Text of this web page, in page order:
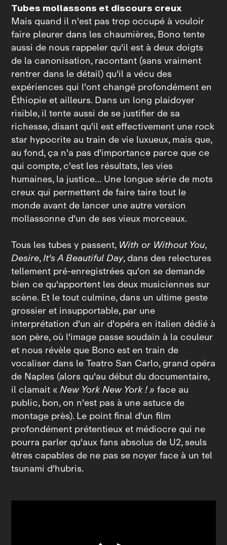
Tubes mollassons et discours creux
Mais quand il n'est pas trop occupé à vouloir
faire pleurer dans les chaumières, Bono tente
aussi de nous rappeler qu'il est à deux doigts
de la canonisation, racontant (sans vraiment
rentrer dans le détail) qu'il a vécu des
expériences qui l'ont changé profondément en
Éthiopie et ailleurs. Dans un long plaidoyer
risible, il tente aussi de se justifier de sa
richesse, disant qu'il est effectivement une rock
star hypocrite au train de vie luxueux, mais que,
au fond, ça n'a pas d'importance parce que ce
qui compte, c'est les résultats, les vies
humaines, la justice… Une longue série de mots
creux qui permettent de faire taire tout le
monde avant de lancer une autre version
mollassonne d'un de ses vieux morceaux.
Tous les tubes y passent, With or Without You,
Desire,It's A Beautiful Day, dans des relectures
tellement pré‑enregistrées qu'on se demande
bien ce qu'apportent les deux musiciennes sur
scène. Et le tout culmine, dans un ultime geste
grossier et insupportable, par une
interprétation d'un air d'opéra en italien dédié à
son père, où l'image passe soudain à la couleur
et nous révèle que Bono est en train de
vocaliser dans le Teatro San Carlo, grand opéra
de Naples (alors qu'au début du documentaire,
il clamait «New York New York ! » face au
public, bon, on n'est pas à une astuce de
montage près). Le point final d'un film
profondément prétentieux et médiocre qui ne
pourra parler qu'aux fans absolus de U2, seuls
êtres capables de ne pas se noyer face à un tel
tsunami d'hubris.